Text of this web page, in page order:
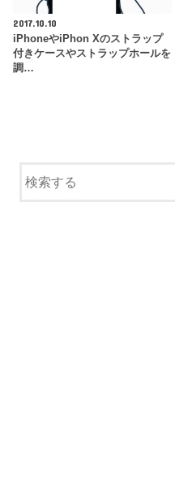
2017.10.10
iPhoneやiPhon Xのストラップ
付きケースやストラップホールを
調…